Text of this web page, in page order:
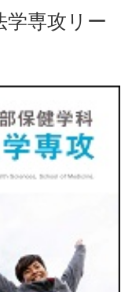
学専攻リー